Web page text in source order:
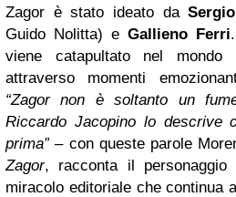
Zagor è stato ideato da
Guido Nolitta) e Gallieno Ferri
viene catapultato nel
attraverso momenti
“Zagor non è soltanto un
Riccardo Jacopino lo descrive
prima” – con queste parole
Zagor, racconta il
miracolo editoriale che continua